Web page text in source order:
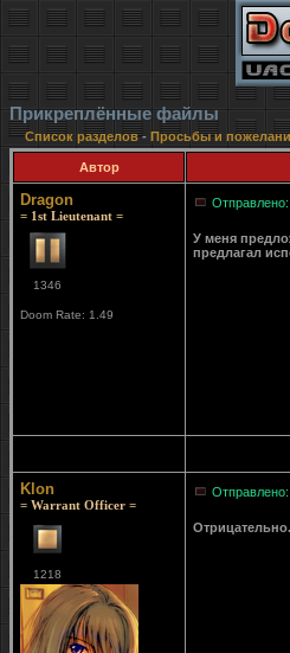
Прикреплённые файлы
Список разделов- Просьбы и
Автор
Dragon
= 1st Lieutenant =
1346
Doom Rate: 1.49
У меня
предлагал
Klon
= Warrant Officer =
1218